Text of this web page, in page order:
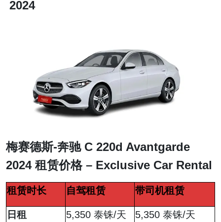
2024
梅赛德斯-奔驰 C 220d Avantgarde
2024 租赁价格 – Exclusive Car Rental
租赁时长 自驾租赁 带司机租赁
日租 5,350 泰铢/天 5,350 泰铢/天